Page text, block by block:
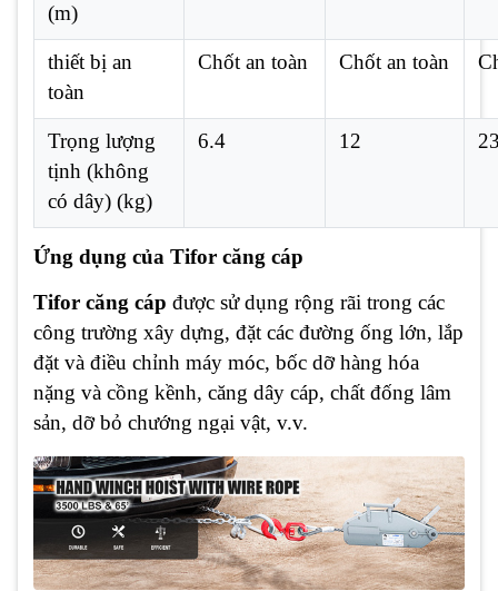
(m)
thiết bị an
toàn
Chốt an toàn Chốt an toàn
Trọng lượng
tịnh (không
có dây) (kg)
6.4 12
Ứng dụng của Tifor căng cáp
Tifor căng cáp được sử dụng rộng rãi trong các
công trường xây dựng, đặt các đường ống lớn, lắp
đặt và điều chỉnh máy móc, bốc dỡ hàng hóa
nặng và cồng kềnh, căng dây cáp, chất đống lâm
sản, dỡ bỏ chướng ngại vật, v.v.